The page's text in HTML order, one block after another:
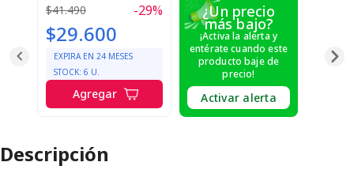
$41.490 -29%
$29.600
EXPIRA EN 24 MESES
STOCK: 6 U.
Agregar
¿Un precio
más bajo?
¡Activa la alerta y
entérate cuando este
producto baje de
precio!
Activar alerta
Descripción